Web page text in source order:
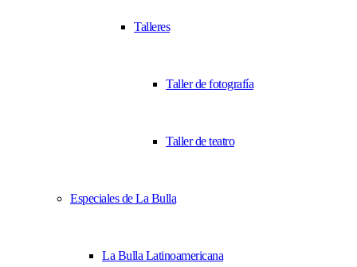
Talleres
Taller de fotografía
Taller de teatro
Especiales de La Bulla
La Bulla Latinoamericana